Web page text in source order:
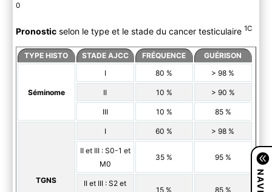
0
Pronosticselon le type et le stade du cancer testiculaire 1C
TYPE HISTO STADE AJCC FRÉQUENCE GUÉRISON
Séminome
I 80 % > 98 %
II 10 % > 90 %
III 10 % 85 %
TGNS
I 60 % > 98 %
II et III : S0-1 et
M0
35 % 95 %
II et III : S2 et
15 % 85 %